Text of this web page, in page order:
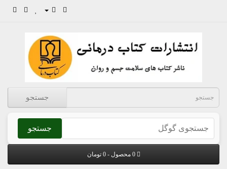
جستجو
جستجو
0 محصول - 0 تومان